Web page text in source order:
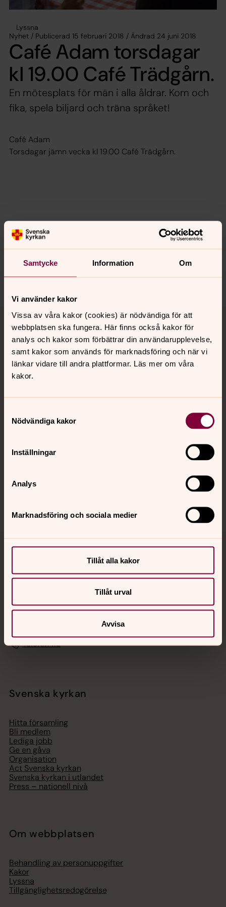
Samtycke Information Om
Vi använder kakor
Vissa av våra kakor (cookies) är nödvändiga för att
webbplatsen ska fungera. Här finns också kakor för
analys och kakor som förbättrar din användarupplevelse,
samt kakor som används för marknadsföring och när vi
länkar vidare till andra plattformar. Läs mer om våra
kakor.
Nödvändiga kakor
Inställningar
Analys
Marknadsföring och sociala medier
Tillåt alla kakor
Tillåt urval
Avvisa
Lyssna
Nyhet / Publicerad 15 februari 2018 / Ändrad 24 juni 2018
Café Adam torsdagar
kl 19.00 Café Trädgårn.
En mötesplats för män i alla åldrar. Kom och
fika, spela biljard och träna språket!
Café Adam
Torsdagar jämn vecka kl 19.00 Café Trädgårn.
Synpunkter eller frågor på sidans
innehåll?
harnosand.pastorat@svenskakyrkan.se
Dela
Tillbaka till toppen
Tillbaka till innehållet
Kontakt
Kalender
Jourhavande präst
Akut samtals- och krisstöd. Prata eller chatta anonymt
med en präst på kvällar och nätter.
Telefon 112
Svenska kyrkan
Hitta församling
Bli medlem
Lediga jobb
Ge en gåva
Organisation
Act Svenska kyrkan
Svenska kyrkan i utlandet
Press – nationell nivå
Om webbplatsen
Behandling av personuppgifter
Kakor
Lyssna
Tillgänglighetsredogörelse